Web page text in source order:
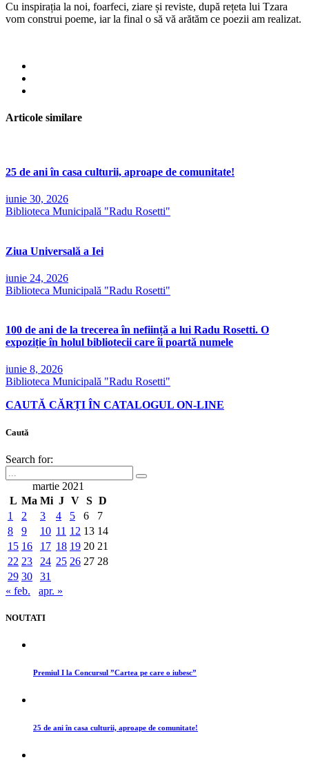
Cu inspirația la noi, foarfeci, ziare și reviste, după rețeta lui Tzara
vom construi poeme, iar la final o să vă arătăm ce poezii am realizat.
Articole similare
25 de ani în casa culturii, aproape de comunitate!
iunie 30, 2026
Biblioteca Municipală "Radu Rosetti"
Ziua Universală a Iei
iunie 24, 2026
Biblioteca Municipală "Radu Rosetti"
100 de ani de la trecerea în neființă a lui Radu Rosetti. O
expoziție în holul bibliotecii care îi poartă numele
iunie 8, 2026
Biblioteca Municipală "Radu Rosetti"
CAUTĂ CĂRȚI ÎN CATALOGUL ON-LINE
Caută
Search for:
martie 2021
L Ma Mi J V S D
1
2 3 4 5 6
7
8
9 10 11 12 13 14
15 16 17 18 19 20 21
22 23 24 25 26 27 28
29 30
31
« feb.
apr. »
NOUTATI
Premiul I la Concursul ”Cartea pe care o iubesc”
25 de ani în casa culturii, aproape de comunitate!